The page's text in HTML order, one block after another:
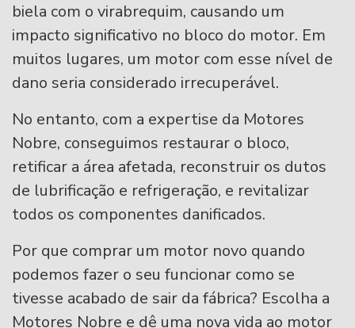
biela com o virabrequim, causando um
impacto significativo no bloco do motor. Em
muitos lugares, um motor com esse nível de
dano seria considerado irrecuperável.
No entanto, com a expertise da Motores
Nobre, conseguimos restaurar o bloco,
retificar a área afetada, reconstruir os dutos
de lubrificação e refrigeração, e revitalizar
todos os componentes danificados.
Por que comprar um motor novo quando
podemos fazer o seu funcionar como se
tivesse acabado de sair da fábrica? Escolha a
Motores Nobre e dê uma nova vida ao motor